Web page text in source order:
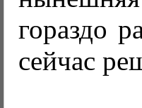
гораздо
сейчас